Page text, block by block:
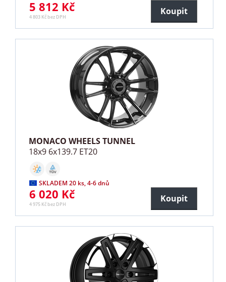
5 812 Kč
4 803 Kč bez DPH
Koupit
MONACO WHEELS TUNNEL
18x9 6x139.7 ET20
SKLADEM 20 ks, 4-6 dnů
6 020 Kč
4 975 Kč bez DPH
Koupit